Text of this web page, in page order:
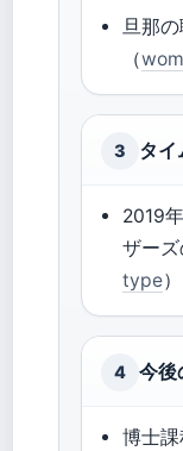
旦那
（
3 タイ
2019
ザー
type）
4 今後
博士